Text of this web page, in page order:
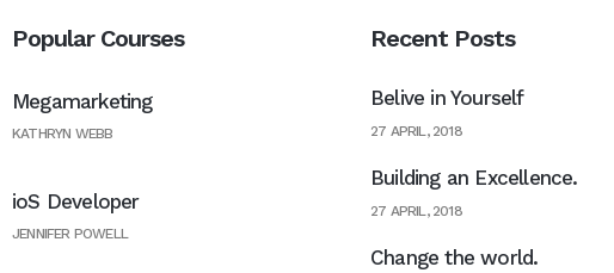
Popular Courses
Megamarketing
KATHRYN WEBB
ioS Developer
JENNIFER POWELL
Recent Posts
Belive in Yourself
27 APRIL, 2018
Building an Excellence.
27 APRIL, 2018
Change the world.